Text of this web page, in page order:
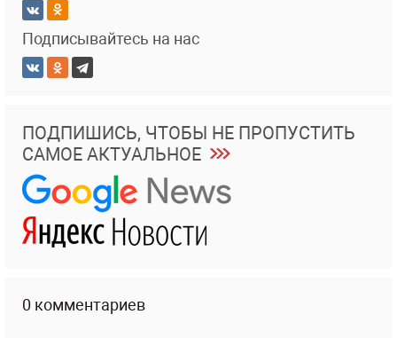
Подписывайтесь на нас
ПОДПИШИСЬ, ЧТОБЫ НЕ ПРОПУСТИТЬ
САМОЕ АКТУАЛЬНОЕ
0 комментариев